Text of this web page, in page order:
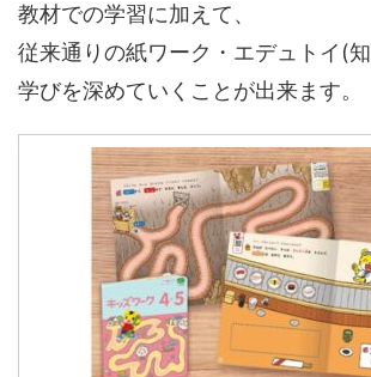
教材での学習に加えて、
従来通りの紙ワーク・エデュトイ(知
学びを深めていくことが出来ます。